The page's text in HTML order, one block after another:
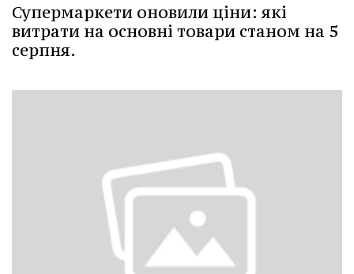
Супермаркети оновили ціни: які
витрати на основні товари станом на 5
серпня.